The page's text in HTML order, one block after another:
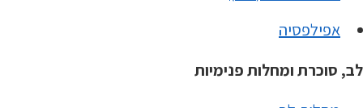
אפילפסיה
לב, סוכרת ומחלות פנימיות